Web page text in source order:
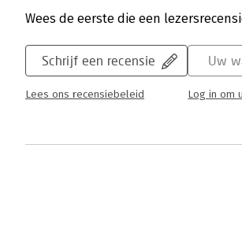
Wees de eerste die een
Schrijf een recensie
Lees ons recensiebeleid
Uw
Log in om